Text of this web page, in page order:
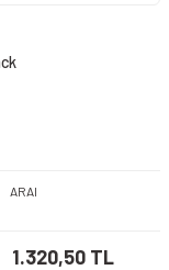
ARAI
1.320,50 TL